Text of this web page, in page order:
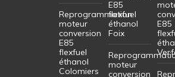
Reprogrammation
moteur
conversion
E85
flexfuel
éthanol
Colomiers
E85
flexfuel
éthanol
Foix
moteur
conversion
E85